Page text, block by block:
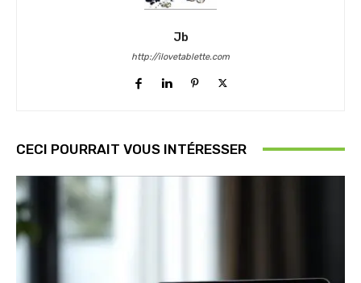
Jb
http://ilovetablette.com
CECI POURRAIT VOUS INTÉRESSER